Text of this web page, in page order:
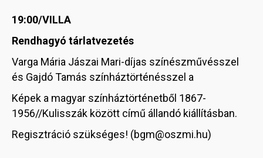
19:00/VILLA
Rendhagyó tárlatvezetés
Varga Mária Jászai Mari-díjas színészművésszel
és Gajdó Tamás színháztörténésszel a
Képek a magyar színháztörténetből 1867-
1956//Kulisszák között című állandó kiállításban.
Regisztráció szükséges! (bgm@oszmi.hu)